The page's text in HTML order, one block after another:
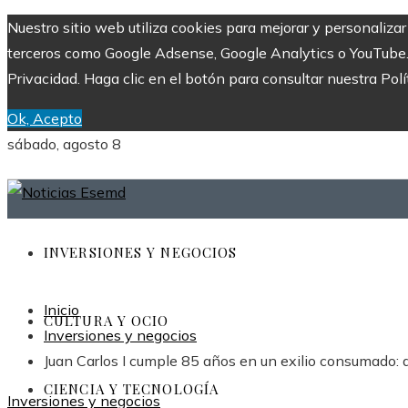
Nuestro sitio web utiliza cookies para mejorar y
terceros como Google Adsense, Google Analytics o
Privacidad. Haga clic en el botón para consultar nuestra
Ok, Acepto
sábado, agosto 8
INVERSIONES Y NEGOCIOS
CULTURA Y OCIO
CIENCIA Y TECNOLOGÍA
Inicio
Inversiones y negocios
Juan Carlos I cumple 85 años en un exilio
Inversiones y negocios